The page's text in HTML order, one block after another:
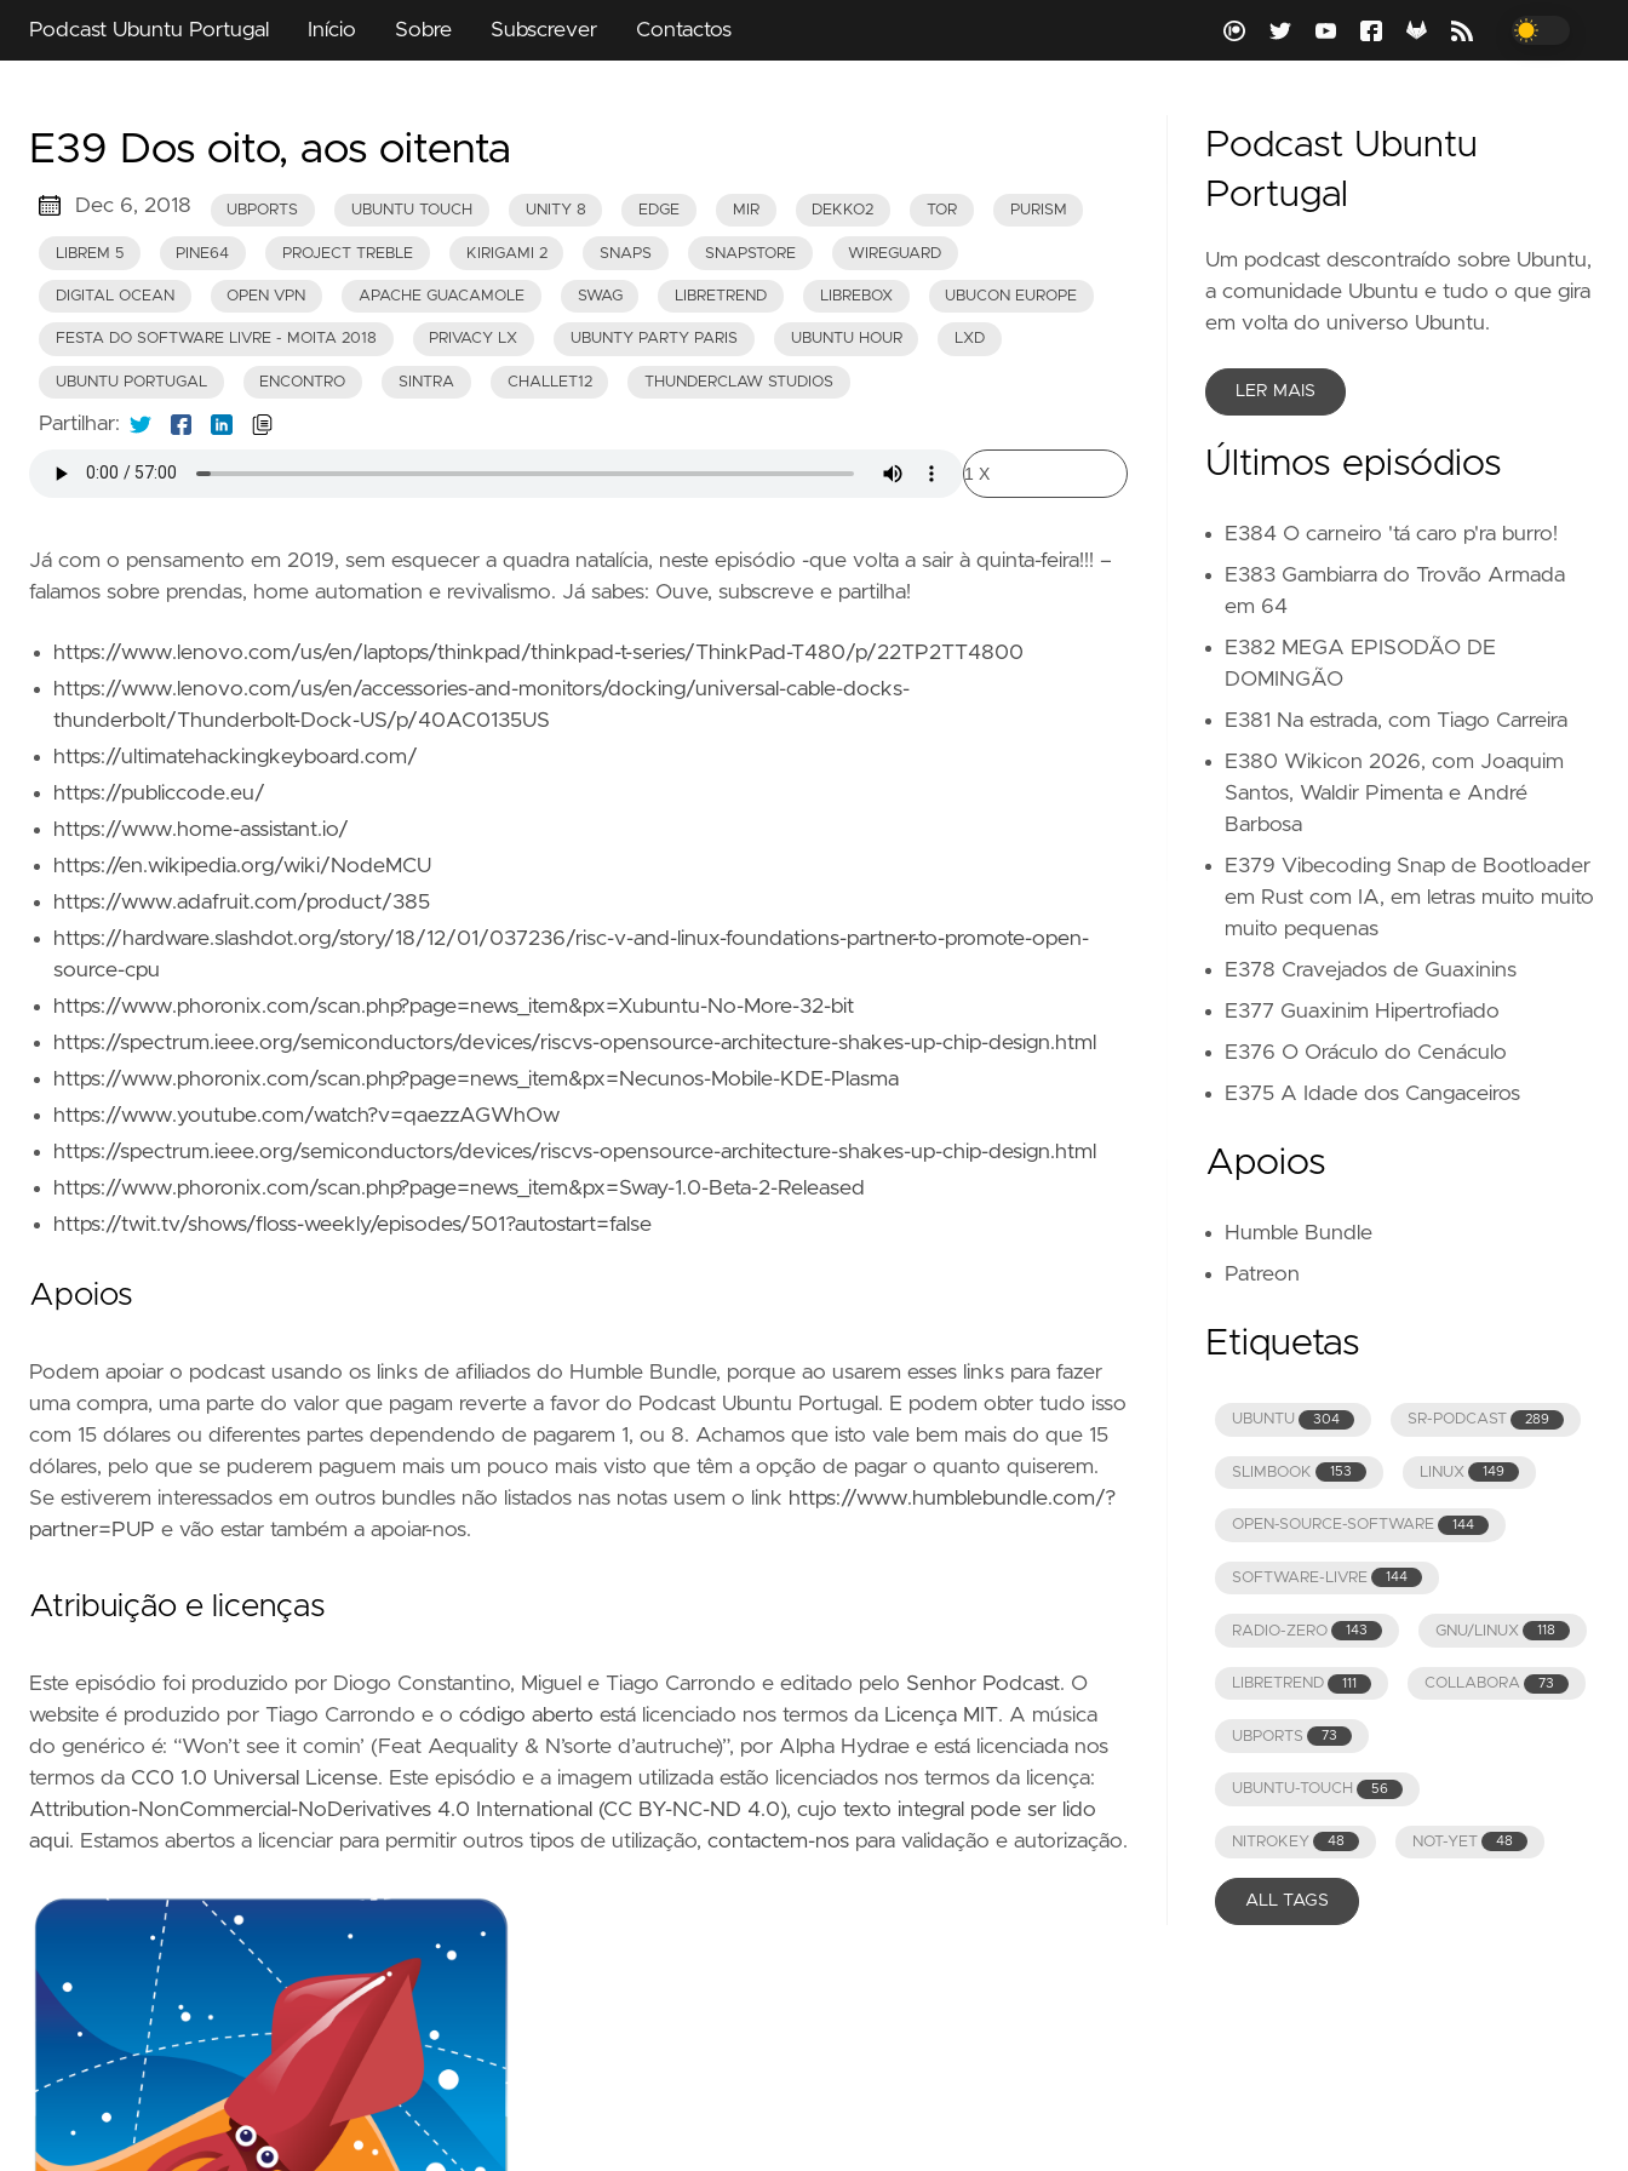
Podcast Ubuntu Portugal Início Sobre Subscrever Contactos
E39 Dos oito, aos oitenta
Dec 6, 2018 UBPORTS UBUNTU TOUCH UNITY 8 EDGE MIR DEKKO2 TOR PURISM
LIBREM 5 PINE64 PROJECT TREBLE KIRIGAMI 2 SNAPS SNAPSTORE WIREGUARD
DIGITAL OCEAN OPEN VPN APACHE GUACAMOLE SWAG LIBRETREND LIBREBOX UBUCON EUROPE
FESTA DO SOFTWARE LIVRE - MOITA 2018 PRIVACY LX UBUNTY PARTY PARIS UBUNTU HOUR LXD
UBUNTU PORTUGAL ENCONTRO SINTRA CHALLET12 THUNDERCLAW STUDIOS
Partilhar:
Já com o pensamento em 2019, sem esquecer a quadra natalícia, neste episódio -que volta a sair à quinta-feira!!! –
falamos sobre prendas, home automation e revivalismo. Já sabes: Ouve, subscreve e partilha!
https://www.lenovo.com/us/en/laptops/thinkpad/thinkpad-t-series/ThinkPad-T480/p/22TP2TT4800
https://www.lenovo.com/us/en/accessories-and-monitors/docking/universal-cable-docks-
thunderbolt/Thunderbolt-Dock-US/p/40AC0135US
https://ultimatehackingkeyboard.com/
https://publiccode.eu/
https://www.home-assistant.io/
https://en.wikipedia.org/wiki/NodeMCU
https://www.adafruit.com/product/385
https://hardware.slashdot.org/story/18/12/01/037236/risc-v-and-linux-foundations-partner-to-promote-open-
source-cpu
https://www.phoronix.com/scan.php?page=news_item&px=Xubuntu-No-More-32-bit
https://spectrum.ieee.org/semiconductors/devices/riscvs-opensource-architecture-shakes-up-chip-design.html
https://www.phoronix.com/scan.php?page=news_item&px=Necunos-Mobile-KDE-Plasma
https://www.youtube.com/watch?v=qaezzAGWhOw
https://spectrum.ieee.org/semiconductors/devices/riscvs-opensource-architecture-shakes-up-chip-design.html
https://www.phoronix.com/scan.php?page=news_item&px=Sway-1.0-Beta-2-Released
https://twit.tv/shows/floss-weekly/episodes/501?autostart=false
Apoios
Podem apoiar o podcast usando os links de afiliados do Humble Bundle, porque ao usarem esses links para fazer
uma compra, uma parte do valor que pagam reverte a favor do Podcast Ubuntu Portugal. E podem obter tudo isso
com 15 dólares ou diferentes partes dependendo de pagarem 1, ou 8. Achamos que isto vale bem mais do que 15
dólares, pelo que se puderem paguem mais um pouco mais visto que têm a opção de pagar o quanto quiserem.
Se estiverem interessados em outros bundles não listados nas notas usem o link https://www.humblebundle.com/?
partner=PUP e vão estar também a apoiar-nos.
Atribuição e licenças
Este episódio foi produzido por Diogo Constantino, Miguel e Tiago Carrondo e editado pelo Senhor Podcast. O
website é produzido por Tiago Carrondo e o código aberto está licenciado nos termos da Licença MIT. A música
do genérico é: “Won’t see it comin’ (Feat Aequality & N’sorte d’autruche)”, por Alpha Hydrae e está licenciada nos
termos da CC0 1.0 Universal License. Este episódio e a imagem utilizada estão licenciados nos termos da licença:
Attribution-NonCommercial-NoDerivatives 4.0 International (CC BY-NC-ND 4.0), cujo texto integral pode ser lido
aqui. Estamos abertos a licenciar para permitir outros tipos de utilização, contactem-nos para validação e autorização.
Podcast Ubuntu
Portugal
Um podcast descontraído sobre Ubuntu,
a comunidade Ubuntu e tudo o que gira
em volta do universo Ubuntu.
LER MAIS
Últimos episódios
E384 O carneiro 'tá caro p'ra burro!
E383 Gambiarra do Trovão Armada
em 64
E382 MEGA EPISODÃO DE
DOMINGÃO
E381 Na estrada, com Tiago Carreira
E380 Wikicon 2026, com Joaquim
Santos, Waldir Pimenta e André
Barbosa
E379 Vibecoding Snap de Bootloader
em Rust com IA, em letras muito muito
muito pequenas
E378 Cravejados de Guaxinins
E377 Guaxinim Hipertrofiado
E376 O Oráculo do Cenáculo
E375 A Idade dos Cangaceiros
Apoios
Humble Bundle
Patreon
Etiquetas
UBUNTU 304 SR-PODCAST 289
SLIMBOOK 153 LINUX 149
OPEN-SOURCE-SOFTWARE 144
SOFTWARE-LIVRE 144
RADIO-ZERO 143 GNU/LINUX 118
LIBRETREND 111 COLLABORA 73
UBPORTS 73
UBUNTU-TOUCH 56
NITROKEY 48 NOT-YET 48
ALL TAGS